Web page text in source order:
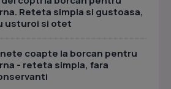
Reteta simpla si gustoasa,
usturoi si otet
coapte la borcan pentru
- reteta simpla, fara